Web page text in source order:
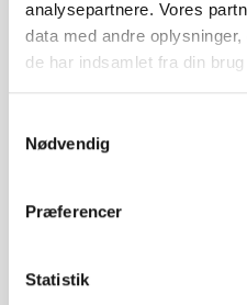
analysepartnere. Vores
data med andre
de har indsamlet fra din
Nødvendig
Præferencer
Statistik
Download vores
få den fulde digitale